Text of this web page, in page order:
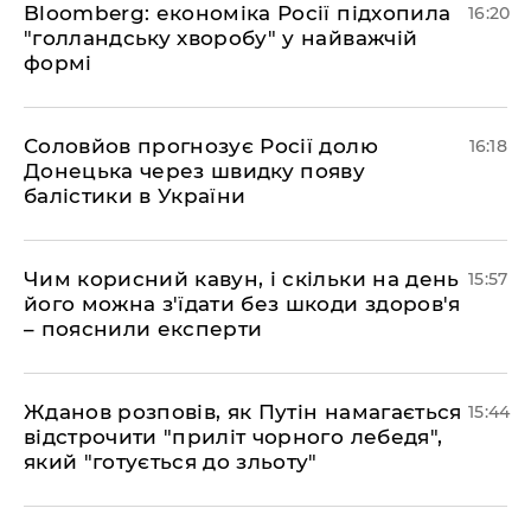
Bloomberg: економіка Росії підхопила
"голландську хворобу" у найважчій
формі
16:20
Соловйов прогнозує Росії долю
Донецька через швидку появу
балістики в України
16:18
Чим корисний кавун, і скільки на день
його можна з'їдати без шкоди здоров'я
– пояснили експерти
15:57
Жданов розповів, як Путін намагається
відстрочити "приліт чорного лебедя",
який "готується до зльоту"
15:44